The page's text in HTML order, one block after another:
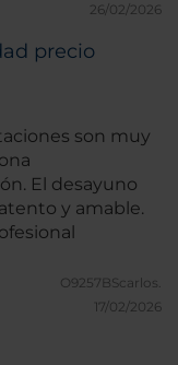
26/02/2026
precio
son muy
y amable.
O9257BScarlos.
17/02/2026